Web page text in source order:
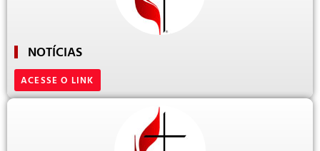
NOTÍCIAS
ACESSE O LINK